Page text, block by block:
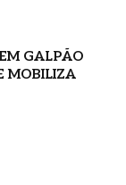
GALPÃO
MOBILIZA